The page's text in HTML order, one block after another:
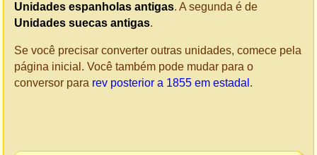
Unidades espanholas antigas. A segunda é de
Unidades suecas antigas.
Se você precisar converter outras unidades, comece pela
página inicial. Você também pode mudar para o
conversor para rev posterior a 1855 em estadal .